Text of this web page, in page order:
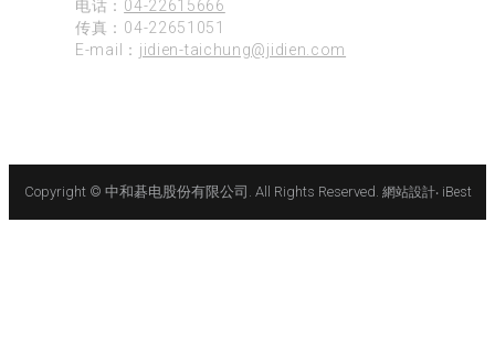
电话： 04-22615666
传真：04-22651051
E-mail： jidien-taichung@jidien.com
Copyright © 中和碁电股份有限公司. All Rights Reserved. 網站設計‧ iBest